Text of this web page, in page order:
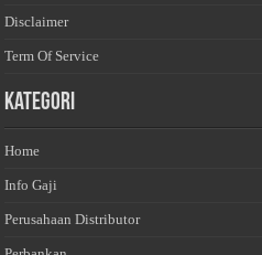
Disclaimer
Term Of Service
Kategori
Home
Info Gaji
Perusahaan Distributor